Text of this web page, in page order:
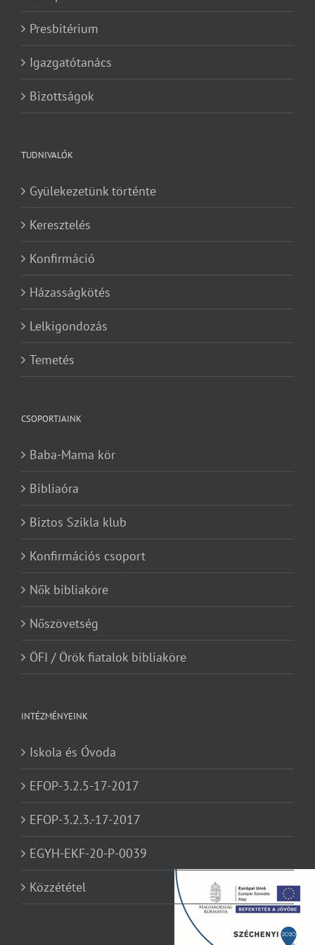
Presbitérium
Igazgatótanács
Bizottságok
TUDNIVALÓK
Gyülekezetünk történte
Keresztelés
Konfirmáció
Házasságkötés
Lelkigondozás
Temetés
CSOPORTJAINK
Baba-Mama kör
Bibliaóra
Biztos Szikla klub
Konfirmációs csoport
Nők bibliaköre
Nőszövetség
ÖFI / Örök fiatalok bibliaköre
INTÉZMÉNYEINK
Iskola és Óvoda
EFOP-3.2.5-17-2017
EFOP-3.2.3.-17-2017
EGYH-EKF-20-P-0039
Közzététel